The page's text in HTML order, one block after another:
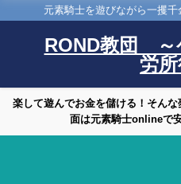
元素騎士を遊びながら一攫
ROND教団 ～
労所
楽して遊んでお金を儲ける！そん
面は元素騎士onlineで